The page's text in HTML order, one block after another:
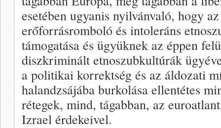
esetében ugyanis nyilvánvaló, hogy
erőforrásromboló és intoleráns
támogatása és ügyüknek az éppen
diszkriminált etnoszubkultúrák
a politikai korrektség és az áldozati
halandzsájába burkolása ellentétes
rétegek, mind, tágabban, az
Izrael érdekeivel.